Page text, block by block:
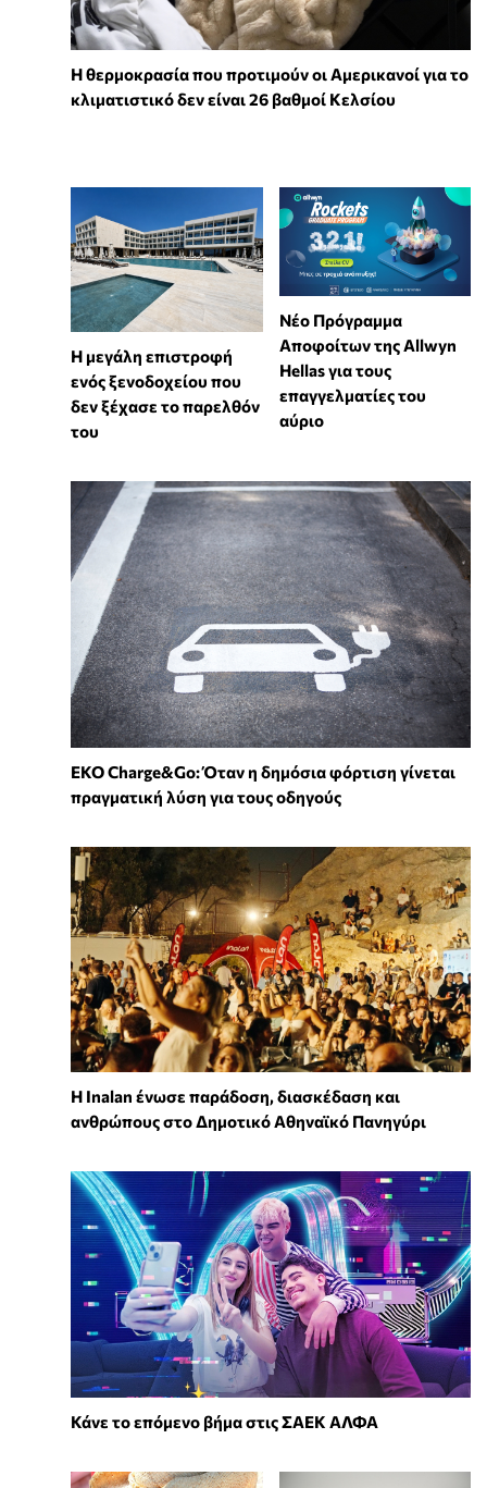
Η θερμοκρασία που προτιμούν οι Αμερικανοί για το
κλιματιστικό δεν είναι 26 βαθμοί Κελσίου
Η μεγάλη επιστροφή
ενός ξενοδοχείου που
δεν ξέχασε το παρελθόν
του
Νέο Πρόγραμμα
Αποφοίτων της Allwyn
Hellas για τους
επαγγελματίες του
αύριο
EKO Charge&Go: Όταν η δημόσια φόρτιση γίνεται
πραγματική λύση για τους οδηγούς
Η Inalan ένωσε παράδοση, διασκέδαση και
ανθρώπους στο Δημοτικό Αθηναϊκό Πανηγύρι
Κάνε το επόμενο βήμα στις ΣΑΕΚ ΑΛΦΑ